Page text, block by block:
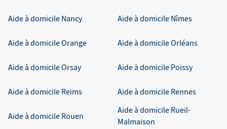
Aide à domicile Nancy Aide à domicile Nîmes
Aide à domicileOrange Aide à domicileOrléans
Aide à domicileOrsay Aide à domicile Poissy
Aide à domicile Reims Aide à domicile Rennes
Aide à domicile Rouen
Aide à domicile Rueil-
Malmaison